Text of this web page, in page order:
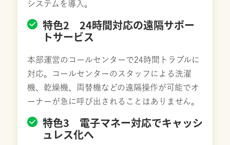
システムを導入。
特色2 24時間対応の遠隔サポー
トサービス
本部運営のコールセンターで24時間トラブルに
対応。コールセンターのスタッフによる洗濯
機、乾燥機、両替機などの遠隔操作が可能でオ
ーナーが急に呼び出されることはありません。
特色3 電子マネー対応でキャッシ
ュレス化へ